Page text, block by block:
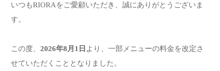
いつもRIORAをご愛顧いただき、誠にありがとうございま
す。
この度、 2026年8月1日 より、一部メニューの料金を改定さ
せていただくこととなりました。